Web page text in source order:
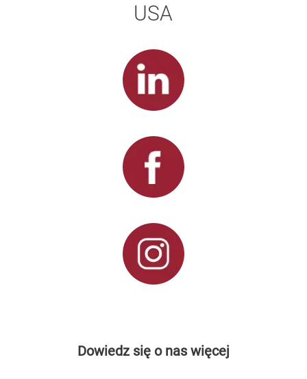
USA
Dowiedz się o nas więcej